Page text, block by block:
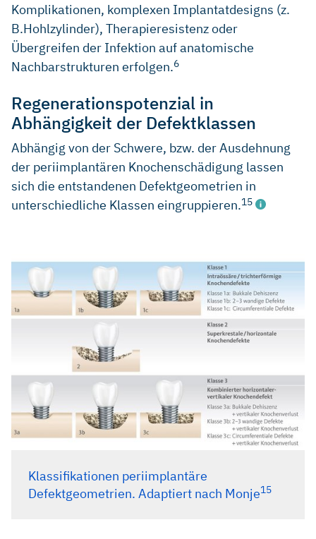
Komplikationen, komplexen Implantatdesigns (z.
B.Hohlzylinder), Therapieresistenz oder
Übergreifen der Infektion auf anatomische
Nachbarstrukturen erfolgen.6
Regenerationspotenzial in
Abhängigkeit der Defektklassen
Abhängig von der Schwere, bzw. der Ausdehnung
der periimplantären Knochenschädigung lassen
sich die entstandenen Defektgeometrien in
unterschiedliche Klassen eingruppieren.15
Stein J M, Kämmerer P W. Periimplantäre Entzündungen –
die Herausforderung unserer Zeit?. wissen kompakt 14, 1–
2 (2020). (editorial)
Berglundh T et al. Peri-implant diseases and conditions:
Consensus report of workgroup 4 of the 2017 World
Workshop on the Classification of Periodontal and Peri-
Implant Diseases and Conditions. Journal of periodontology
vol. 89 Suppl 1 (2018): S313–S318. (consensus report)
Froum S J et al. Peri-implant Mucositis. The International
journal of periodontics & restorative dentistry vol. 39,2
(2019): e46–e57. (review)
Lindhe J et al. Peri-implant diseases: Consensus Report of
clinical periodontology vol. 35,8 Suppl (2008): 282-5.
(review)
Klassifikationen periimplantäre
Defektgeometrien. Adaptiert nach Monje15